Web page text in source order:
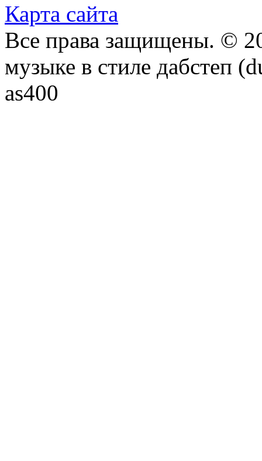
Карта сайта
Все права защищены. ©
музыке в стиле дабстеп
as400